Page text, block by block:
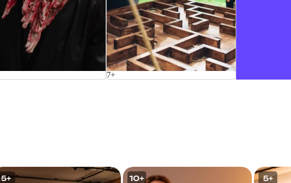
7+
5+ 10+ 5+